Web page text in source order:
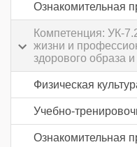
Ознакомительная
Компетенция: УК-
жизни и
здорового образа
Физическая
Учебно-
Ознакомительная